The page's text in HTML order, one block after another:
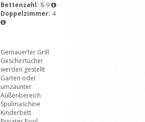
Bettenzahl: 8-9
Doppelzimmer: 4
Gemauerter Grill
Geschirrtücher
werden gestellt
Garten oder
umzäunter
Außenbereich
Spülmaschine
Kinderbett